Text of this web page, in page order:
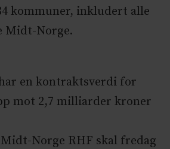
kommuner, inkludert alle
Midt-Norge.
en kontraktsverdi for
mot 2,7 milliarder kroner
Norge RHF skal fredag